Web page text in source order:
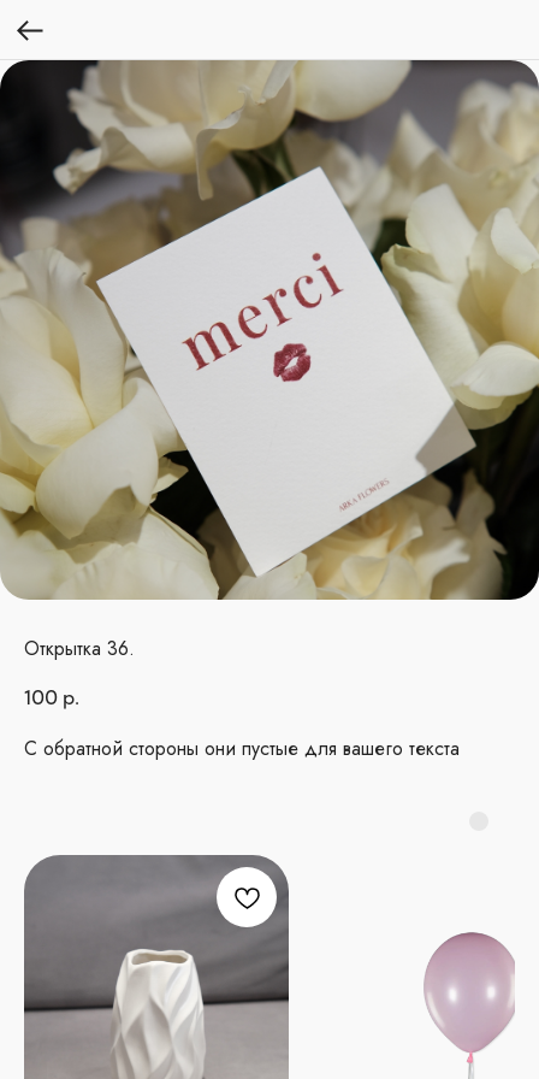
Открытка 36.
100 р.
С обратной стороны они пустые для вашего текста